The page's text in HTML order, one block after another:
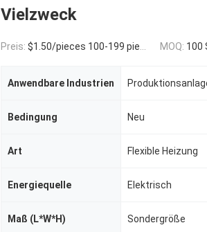
Vielzweck
Preis: $1.50/pieces 100-199 pieces MOQ: 100
Anwendbare Industrien
Bedingung Neu
Art Flexible Heizung
Energiequelle Elektrisch
Maß (L*W*H) Sondergröße